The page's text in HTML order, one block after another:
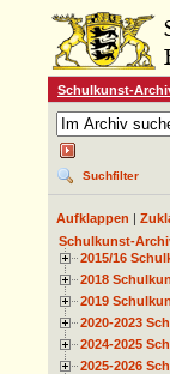
Schulkunst-
Suchfilter
Aufklappen
Schulkunst-
2015/16
2018
2019
2020-2023
2024-2025
2025-2026